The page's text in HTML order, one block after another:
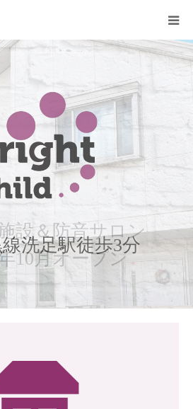
設＆防音サロン
10月オープン
洗足駅徒歩3分